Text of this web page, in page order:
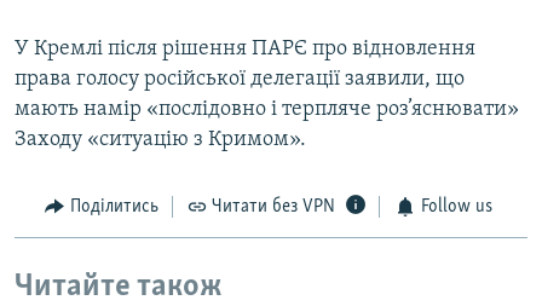
У Кремлі після рішення ПАРЄ про відновлення
права голосу російської делегації заявили, що
мають намір «послідовно і терпляче роз’яснювати»
Заходу «ситуацію з Кримом».
Поділитись Читати без VPN Follow us
Читайте також